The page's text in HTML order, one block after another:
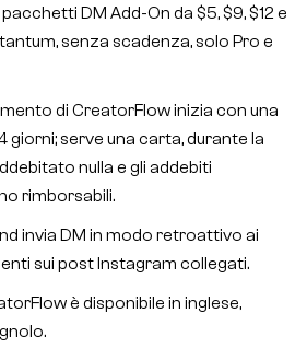
DM Add-On da $5, $9, $12 e
senza scadenza, solo Pro e
di CreatorFlow inizia con una
giorni; serve una carta, durante la
nulla e gli addebiti
rimborsabili.
invia DM in modo retroattivo ai
sui post Instagram collegati.
è disponibile in inglese,